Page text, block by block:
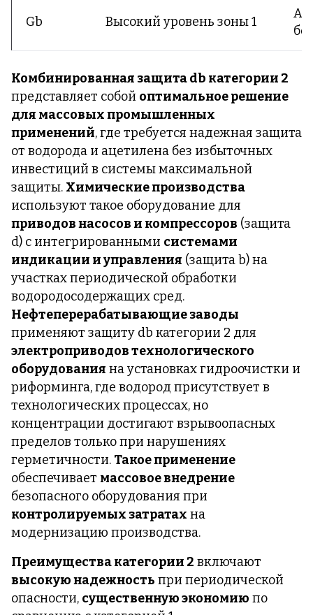
Gb Высокий уровень зоны 1
Комбинированная защита db категории 2
представляет собой оптимальное решение
для массовых промышленных
применений, где требуется надежная защита
от водорода и ацетилена без избыточных
инвестиций в системы максимальной
защиты. Химические производства
используют такое оборудование для
приводов насосов и компрессоров (защита
d) с интегрированными системами
индикации и управления (защита b) на
участках периодической обработки
водородосодержащих сред.
Нефтеперерабатывающие заводы
применяют защиту db категории 2 для
электроприводов технологического
оборудования на установках гидроочистки и
риформинга, где водород присутствует в
технологических процессах, но
концентрации достигают взрывоопасных
пределов только при нарушениях
герметичности. Такое применение
обеспечивает массовое внедрение
безопасного оборудования при
контролируемых затратах на
модернизацию производства.
Преимущества категории 2 включают
высокую надежность при периодической
опасности, существенную экономию по